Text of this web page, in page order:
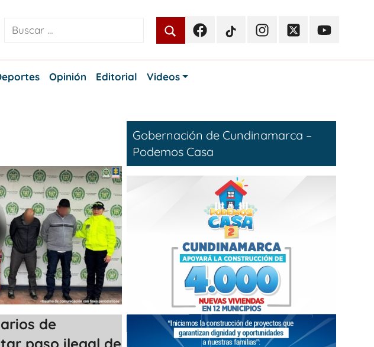
FacebookTikTokInstagramTwitterYoutube
Opinión Editorial Videos
de
paso ilegal de
Gobernación de Cundinamarca –
Podemos Casa